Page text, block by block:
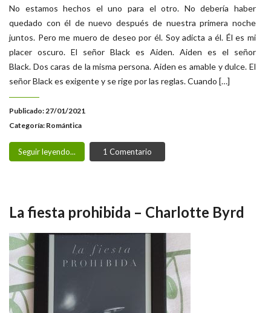
No estamos hechos el uno para el otro. No debería haber
quedado con él de nuevo después de nuestra primera noche
juntos. Pero me muero de deseo por él. Soy adicta a él. Él es mi
placer oscuro. El señor Black es Aiden. Aiden es el señor
Black. Dos caras de la misma persona. Aiden es amable y dulce. El
señor Black es exigente y se rige por las reglas. Cuando […]
Publicado: 27/01/2021
Categoría: Romántica
Seguir leyendo... 1 Comentario
La fiesta prohibida – Charlotte Byrd